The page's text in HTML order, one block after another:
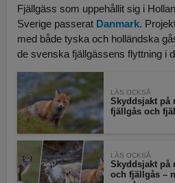
Fjällgäss som uppehållit sig i
Sverige passerat Danmark.
med både tyska och holländska
de svenska fjällgässens flyttning i
LÄS OCKSÅ
Skyddsjakt på
fjällgås och
LÄS OCKSÅ
Skyddsjakt på
och fjällgås –